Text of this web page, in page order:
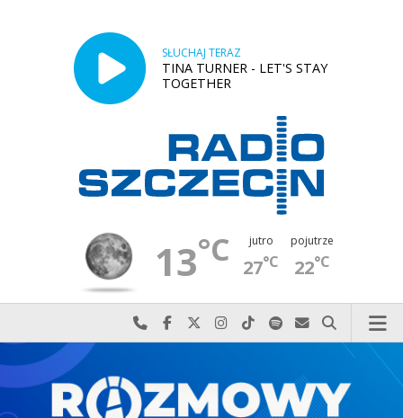
SŁUCHAJ TERAZ
TINA TURNER - LET'S STAY
TOGETHER
13°C jutro
27°C
pojutrze
22°C
Najlepiej po prostu do nas zadzwoń
Odwiedź nas na Facebook-u
Odwiedź nas na X
Odwiedź nas na Instagram-ie
Odwiedź nas na TikTok-u
Szukaj nas na Spotify
Wyślij do nas
Szukaj